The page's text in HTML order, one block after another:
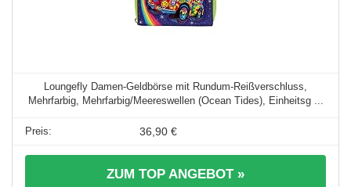
Loungefly Damen-Geldbörse mit Rundum-Reißverschluss,
Mehrfarbig, Mehrfarbig/Meereswellen (Ocean Tides), Einheitsg ...
36,90 €
ZUM TOP ANGEBOT »